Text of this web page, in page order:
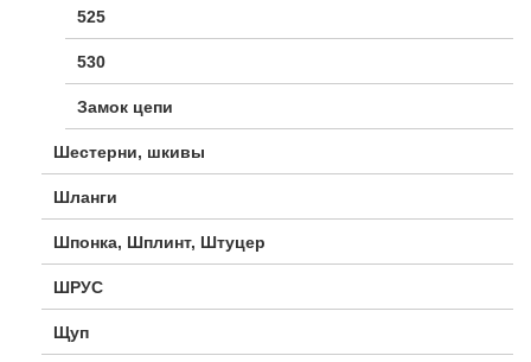
525
530
Замок цепи
Шестерни, шкивы
Шланги
Шпонка, Шплинт, Штуцер
ШРУС
Щуп